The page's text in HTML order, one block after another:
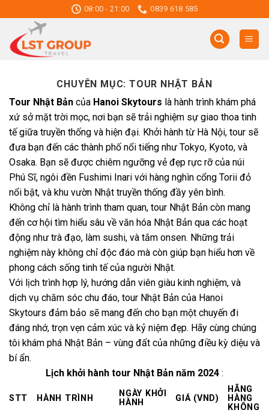
to
content
08:00 - 21:00 0839 618 585
CHUYÊN MỤC:TOUR NHẬT BẢN
Tour Nhật Bản của Hanoi Skytours là hành trình khám phá
xứ sở mặt trời mọc, nơi bạn sẽ trải nghiệm sự giao thoa tinh
tế giữa truyền thống và hiện đại. Khởi hành từ Hà Nội, tour sẽ
đưa bạn đến các thành phố nổi tiếng như Tokyo, Kyoto, và
Osaka. Bạn sẽ được chiêm ngưỡng vẻ đẹp rực rỡ của núi
Phú Sĩ, ngôi đền Fushimi Inari với hàng nghìn cổng Torii đỏ
nổi bật, và khu vườn Nhật truyền thống đầy yên bình.
Không chỉ là hành trình tham quan, tour Nhật Bản còn mang
đến cơ hội tìm hiểu sâu về văn hóa Nhật Bản qua các hoạt
động như trà đạo, làm sushi, và tắm onsen. Những trải
nghiệm này không chỉ độc đáo mà còn giúp bạn hiểu hơn về
phong cách sống tinh tế của người Nhật.
Với lịch trình hợp lý, hướng dẫn viên giàu kinh nghiệm, và
dịch vụ chăm sóc chu đáo, tour Nhật Bản của Hanoi
Skytours đảm bảo sẽ mang đến cho bạn một chuyến đi
đáng nhớ, trọn vẹn cảm xúc và kỷ niệm đẹp. Hãy cùng chúng
tôi khám phá Nhật Bản – vùng đất của những điều kỳ diệu và
bí ẩn.
Lịch khởi hành tour Nhật Bản năm 2024 :
STT HÀNH TRÌNH
NGÀY KHỞI
HÀNH
GIÁ (VND)
HÃNG
HÀNG
KHÔNG